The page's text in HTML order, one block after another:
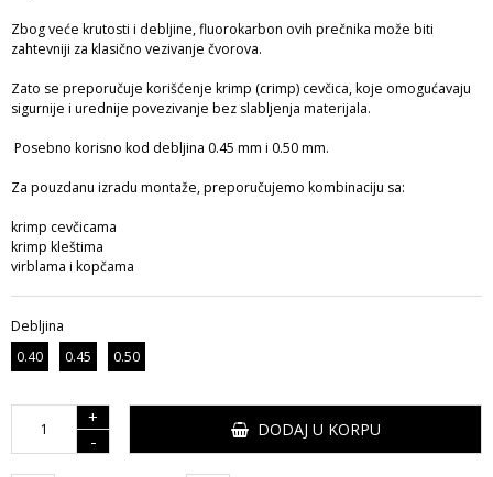
Zbog veće krutosti i debljine, fluorokarbon ovih prečnika može biti
zahtevniji za klasično vezivanje čvorova.
Zato se preporučuje korišćenje krimp (crimp) cevčica, koje omogućavaju
sigurnije i urednije povezivanje bez slabljenja materijala.
Posebno korisno kod debljina 0.45 mm i 0.50 mm.
Za pouzdanu izradu montaže, preporučujemo kombinaciju sa:
krimp cevčicama
krimp kleštima
virblama i kopčama
Debljina
0.40
0.45 0.50
+
-
DODAJ U KORPU